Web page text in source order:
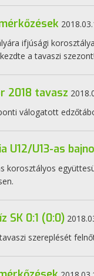
ifjúsági
a tavaszi szezont!
2018 tavasz
válogatott
U12/U13-as
korosztályos
SK 0:1 (0:0)
szereplését